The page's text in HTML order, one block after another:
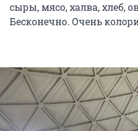
сыры, мясо, халва, хлеб,
Бесконечно. Очень